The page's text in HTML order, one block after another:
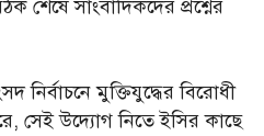
শেষে সাংবাদিকদের প্রশ্নের
নির্বাচনে মুক্তিযুদ্ধের বিরোধী
সেই উদ্যোগ নিতে ইসির কাছে